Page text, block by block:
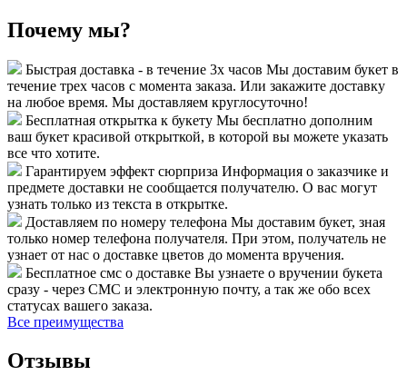
Почему мы?
Быстрая доставка - в течение 3х часов Мы доставим букет в
течение трех часов с момента заказа. Или закажите доставку
на любое время. Мы доставляем круглосуточно!
Бесплатная открытка к букету Мы бесплатно дополним
ваш букет красивой открыткой, в которой вы можете указать
все что хотите.
Гарантируем эффект сюрприза Информация о заказчике и
предмете доставки не сообщается получателю. О вас могут
узнать только из текста в открытке.
Доставляем по номеру телефона Мы доставим букет, зная
только номер телефона получателя. При этом, получатель не
узнает от нас о доставке цветов до момента вручения.
Бесплатное смс о доставке Вы узнаете о вручении букета
сразу - через СМС и электронную почту, а так же обо всех
статусах вашего заказа.
Все преимущества
Отзывы